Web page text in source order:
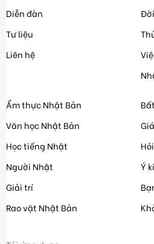
Diễn đàn
Tư liệu
Liên hệ
Ẩm thực Nhật Bản
Văn học Nhật Bản
Học tiếng Nhật
Người Nhật
Giải trí
Rao vặt Nhật Bản
Ý